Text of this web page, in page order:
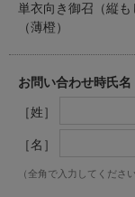
単衣向き御召（縦も
（薄橙）
お問い合わせ時氏名
［姓］
［名］
（全角で入力してください